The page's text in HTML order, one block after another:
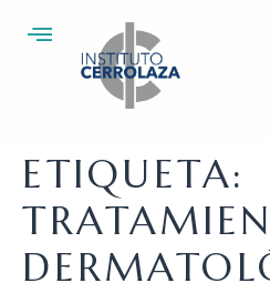
ETIQUETA: